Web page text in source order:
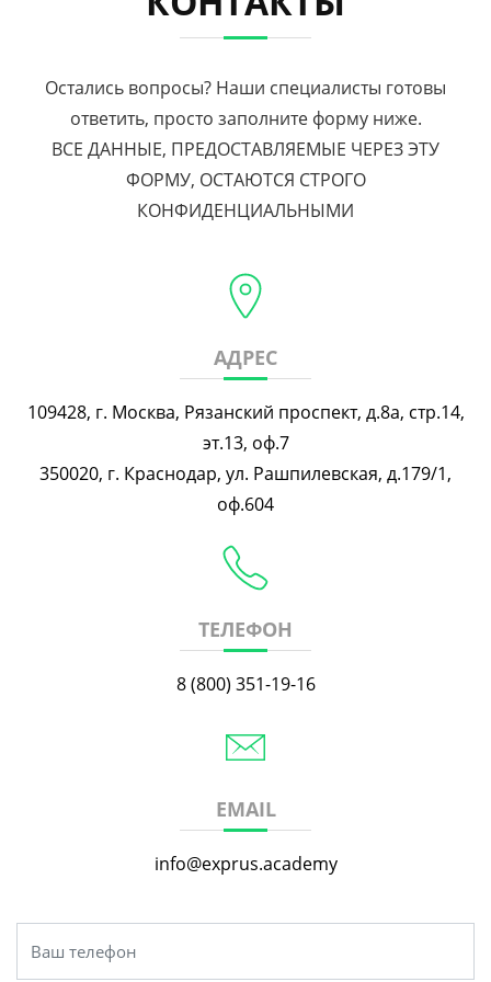
Остались вопросы? Наши специалисты готовы
ответить, просто заполните форму ниже.
ВСЕ ДАННЫЕ, ПРЕДОСТАВЛЯЕМЫЕ ЧЕРЕЗ ЭТУ
ФОРМУ, ОСТАЮТСЯ СТРОГО
КОНФИДЕНЦИАЛЬНЫМИ
АДРЕС
109428, г. Москва, Рязанский проспект, д.8а, стр.14,
эт.13, оф.7
350020, г. Краснодар, ул. Рашпилевская, д.179/1,
оф.604
ТЕЛЕФОН
8 (800) 351-19-16
EMAIL
info@exprus.academy